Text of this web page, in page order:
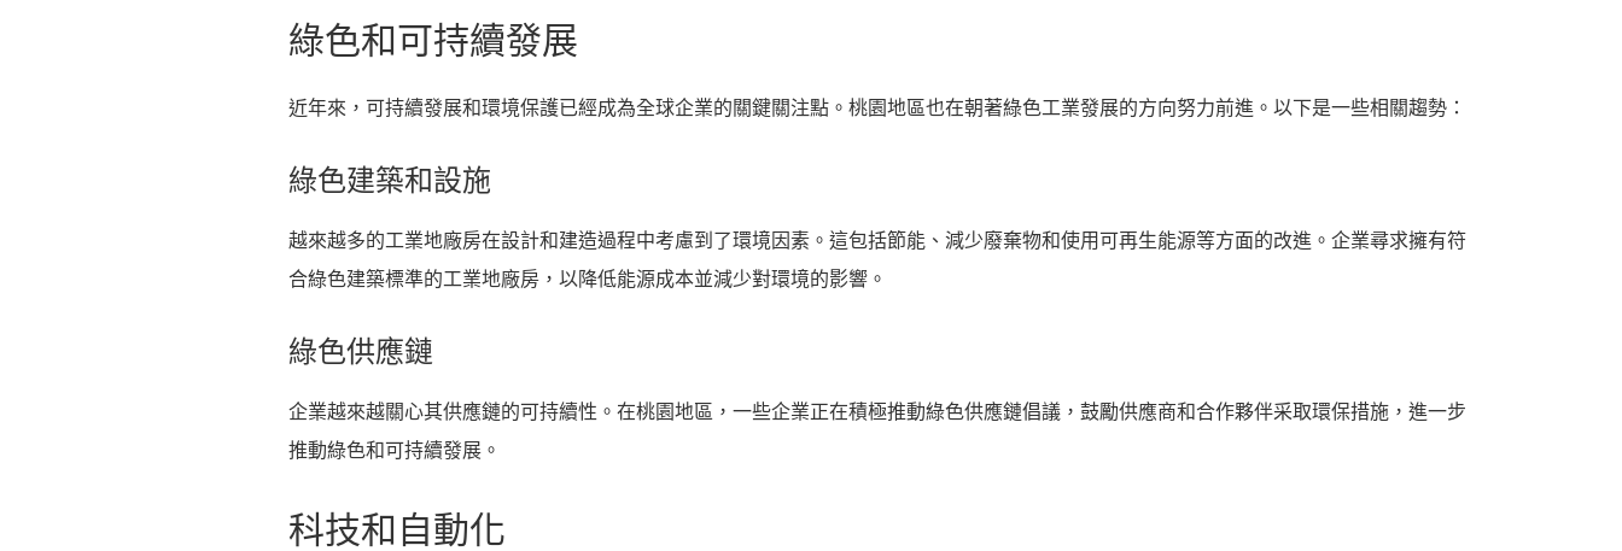
綠色和可持續發展
近年來，可持續發展和環境保護已經成為全球企業的關鍵關注點。桃園地區也在朝著綠色工業發展的方向努力前進。以下是一些相關趨勢：
綠色建築和設施
越來越多的工業地廠房在設計和建造過程中考慮到了環境因素。這包括節能、減少廢棄物和使用可再生能源等方面的改進。企業尋求擁有符
合綠色建築標準的工業地廠房，以降低能源成本並減少對環境的影響。
綠色供應鏈
企業越來越關心其供應鏈的可持續性。在桃園地區，一些企業正在積極推動綠色供應鏈倡議，鼓勵供應商和合作夥伴采取環保措施，進一步
推動綠色和可持續發展。
科技和自動化